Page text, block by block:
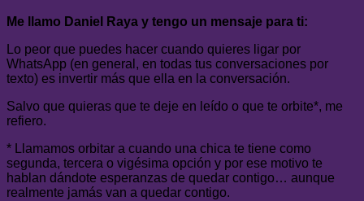
Me llamo Daniel Raya y tengo un mensaje para ti:
Lo peor que puedes hacer cuando quieres ligar por
WhatsApp (en general, en todas tus conversaciones por
texto) es invertir más que ella en la conversación.
Salvo que quieras que te deje en leído o que te orbite*, me
refiero.
* Llamamos orbitar a cuando una chica te tiene como
segunda, tercera o vigésima opción y por ese motivo te
hablan dándote esperanzas de quedar contigo… aunque
realmente jamás van a quedar contigo.